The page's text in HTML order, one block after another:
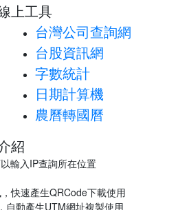
上工具
台灣公司查詢網
台股資訊網
字數統計
日期計算機
農曆轉國曆
紹
輸入IP查詢所在位置
快速產生QRCode下載使用
自動產生UTM網址複製使用